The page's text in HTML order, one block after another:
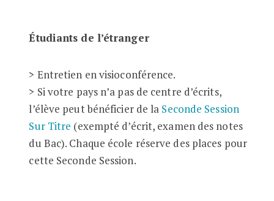
Étudiants de l’étranger
> Entretien en visioconférence.
> Si votre pays n’a pas de centre d’écrits,
l’élève peut bénéficier de la Seconde Session
Sur Titre (exempté d’écrit, examen des notes
du Bac). Chaque école réserve des places pour
cette Seconde Session.